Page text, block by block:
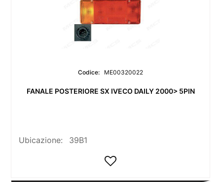
Codice: ME00320022
FANALE POSTERIORE SX IVECO DAILY 2000> 5PIN
Ubicazione: 39B1